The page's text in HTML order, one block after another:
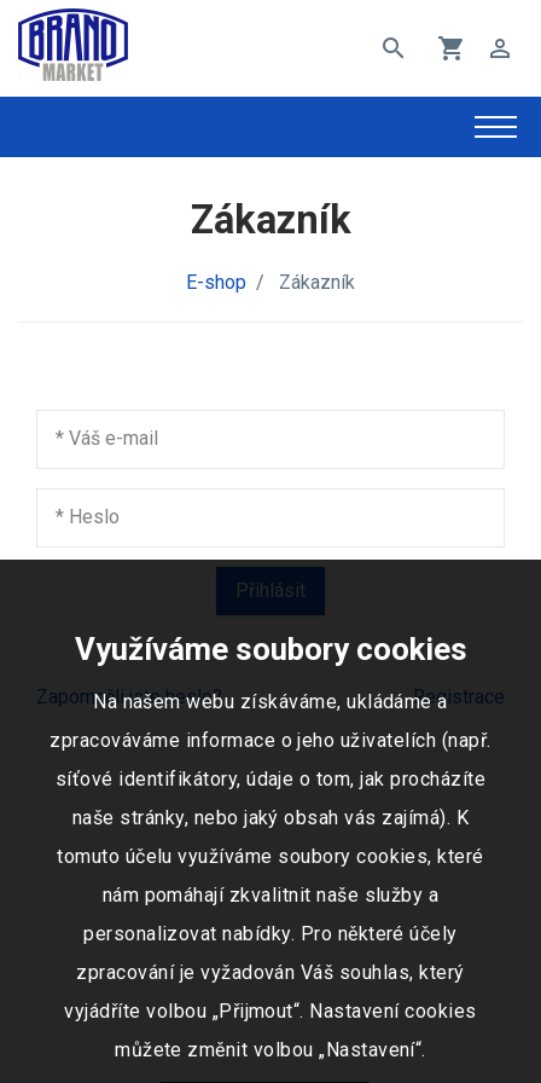
search shopping_cart perm_identity
Zákazník
E-shop / Zákazník
* Váš e-mail
* Heslo
Zapomněli jste heslo? Registrace
Využíváme soubory cookies
Na našem webu získáváme, ukládáme a
zpracováváme informace o jeho uživatelích (např.
síťové identifikátory, údaje o tom, jak procházíte
naše stránky, nebo jaký obsah vás zajímá). K
tomuto účelu využíváme soubory cookies, které
nám pomáhají zkvalitnit naše služby a
personalizovat nabídky. Pro některé účely
zpracování je vyžadován Váš souhlas, který
vyjádříte volbou „Přijmout“. Nastavení cookies
můžete změnit volbou „Nastavení“.